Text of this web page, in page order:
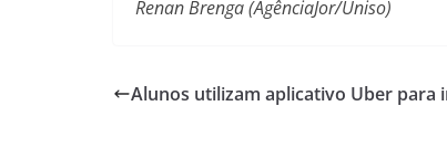
Renan Brenga (AgênciaJor/Uniso)
Alunos utilizam aplicativo Uber para